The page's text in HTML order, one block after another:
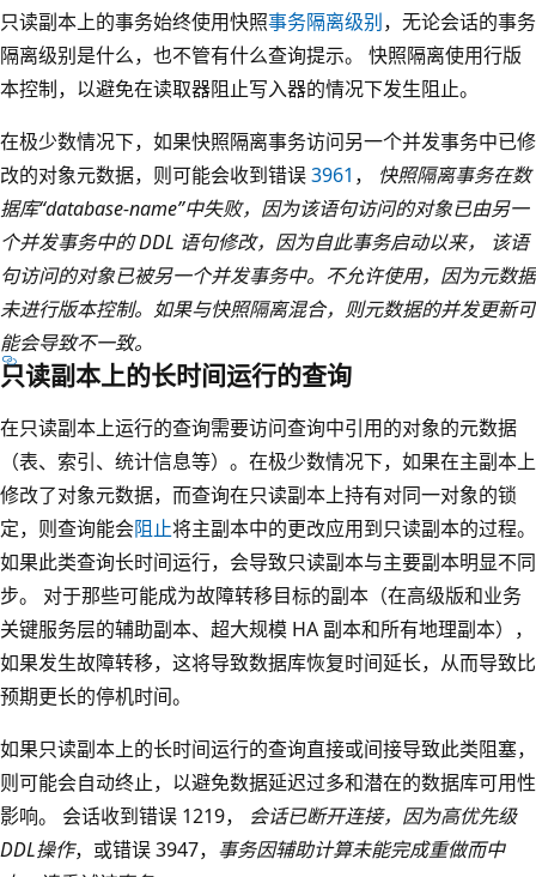
只读副本上的事务始终使用快照事务隔离级别，无论会话的事务
隔离级别是什么，也不管有什么查询提示。 快照隔离使用行版
本控制，以避免在读取器阻止写入器的情况下发生阻止。
在极少数情况下，如果快照隔离事务访问另一个并发事务中已修
改的对象元数据，则可能会收到错误3961 ， 快照隔离事务在数
据库“database-name”中失败，因为该语句访问的对象已由另一
个并发事务中的 DDL 语句修改，因为自此事务启动以来， 该语
句访问的对象已被另一个并发事务中。不允许使用，因为元数据
未进行版本控制。如果与快照隔离混合，则元数据的并发更新可
能会导致不一致。
只读副本上的长时间运行的查询
在只读副本上运行的查询需要访问查询中引用的对象的元数据
（表、索引、统计信息等）。在极少数情况下，如果在主副本上
修改了对象元数据，而查询在只读副本上持有对同一对象的锁
定，则查询能会阻止将主副本中的更改应用到只读副本的过程。
如果此类查询长时间运行，会导致只读副本与主要副本明显不同
步。 对于那些可能成为故障转移目标的副本（在高级版和业务
关键服务层的辅助副本、超大规模 HA 副本和所有地理副本），
如果发生故障转移，这将导致数据库恢复时间延长，从而导致比
预期更长的停机时间。
如果只读副本上的长时间运行的查询直接或间接导致此类阻塞，
则可能会自动终止，以避免数据延迟过多和潜在的数据库可用性
影响。 会话收到错误 1219， 会话已断开连接，因为高优先级
DDL操作，或错误 3947， 事务因辅助计算未能完成重做而中